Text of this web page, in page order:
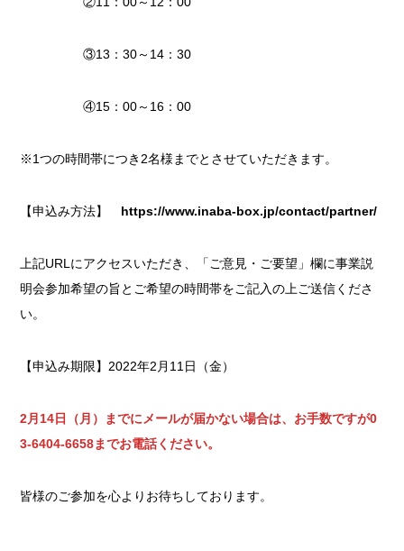
③13：30～14：30
④15：00～16：00
※1つの時間帯につき2名様までとさせていただきます。
【申込み方法】 https://www.inaba-box.jp/contact/partner/
上記URLにアクセスいただき、「ご意見・ご要望」欄に事業説
明会参加希望の旨とご希望の時間帯をご記入の上ご送信くださ
い。
【申込み期限】2022年2月11日（金）
2月14日（月）までにメールが届かない場合は、お手数ですが0
3-6404-6658までお電話ください。
皆様のご参加を心よりお待ちしております。